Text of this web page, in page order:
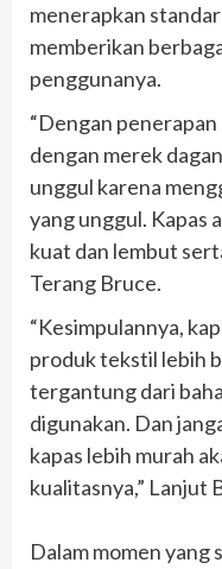
menerapkan
memberikan
penggunanya.
“Dengan
dengan merek
unggul karena
yang unggul. Kapas
kuat dan lembut
Terang Bruce.
“Kesimpulannya,
produk tekstil lebih
tergantung dari
digunakan. Dan
kapas lebih murah
kualitasnya,” Lanjut
Dalam momen yang